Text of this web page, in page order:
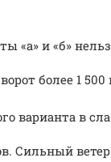
«а» и «б»
более 1
варианта в
Сильный